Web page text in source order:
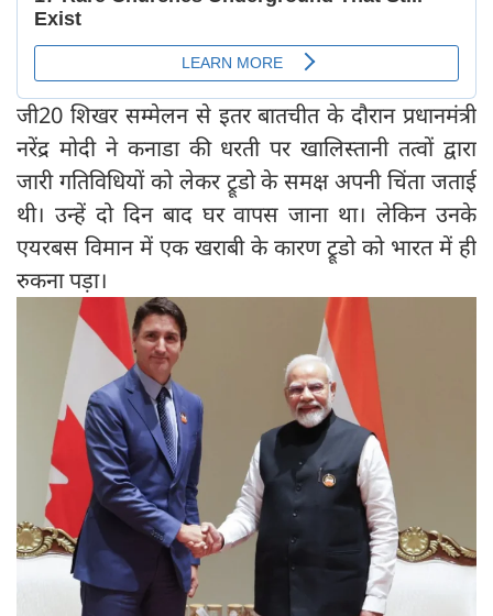
जी20 शिखर सम्मेलन से इतर बातचीत के दौरान प्रधानमंत्री
नरेंद्र मोदी ने कनाडा की धरती पर खालिस्तानी तत्वों द्वारा
जारी गतिविधियों को लेकर ट्रूडो के समक्ष अपनी चिंता जताई
थी। उन्हें दो दिन बाद घर वापस जाना था। लेकिन उनके
एयरबस विमान में एक खराबी के कारण ट्रूडो को भारत में ही
रुकना पड़ा।